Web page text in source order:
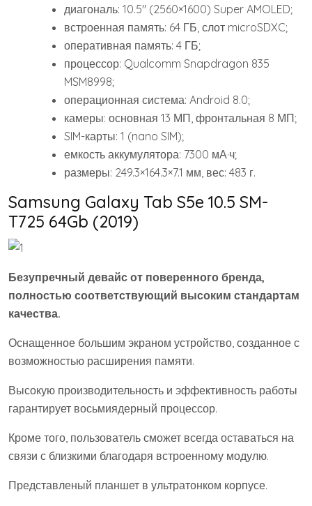
диагональ: 10.5″ (2560×1600) Super AMOLED;
встроенная память: 64 ГБ, слот microSDXC;
оперативная память: 4 ГБ;
процессор: Qualcomm Snapdragon 835
MSM8998;
операционная система: Android 8.0;
камеры: основная 13 МП, фронтальная 8 МП;
SIM-карты: 1 (nano SIM);
емкость аккумулятора: 7300 мА·ч;
размеры: 249.3×164.3×7.1 мм, вес: 483 г.
Samsung Galaxy Tab S5e 10.5 SM-
T725 64Gb (2019)
Безупречный девайс от поверенного бренда,
полностью соответствующий высоким стандартам
качества.
Оснащенное большим экраном устройство, созданное с
возможностью расширения памяти.
Высокую производительность и эффективность работы
гарантирует восьмиядерный процессор.
Кроме того, пользователь сможет всегда оставаться на
связи с близкими благодаря встроенному модулю.
Представленый планшет в ультратонком корпусе.